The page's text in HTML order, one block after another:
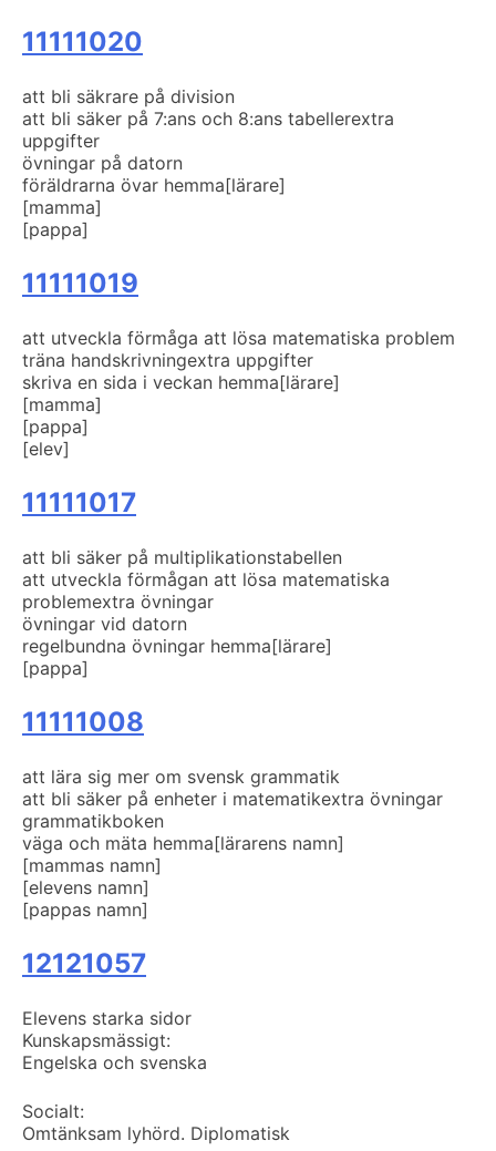
11111020
att bli säkrare på division
att bli säker på 7:ans och 8:ans tabellerextra
uppgifter
övningar på datorn
föräldrarna övar hemma[lärare]
[mamma]
[pappa]
11111019
att utveckla förmåga att lösa matematiska problem
träna handskrivningextra uppgifter
skriva en sida i veckan hemma[lärare]
[mamma]
[pappa]
[elev]
11111017
att bli säker på multiplikationstabellen
att utveckla förmågan att lösa matematiska
problemextra övningar
övningar vid datorn
regelbundna övningar hemma[lärare]
[pappa]
11111008
att lära sig mer om svensk grammatik
att bli säker på enheter i matematikextra övningar
grammatikboken
väga och mäta hemma[lärarens namn]
[mammas namn]
[elevens namn]
[pappas namn]
12121057
Elevens starka sidor
Kunskapsmässigt:
Engelska och svenska
Socialt:
Omtänksam lyhörd. Diplomatisk